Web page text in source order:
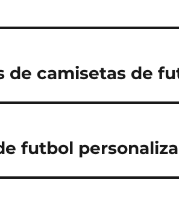
de camisetas de
futbol